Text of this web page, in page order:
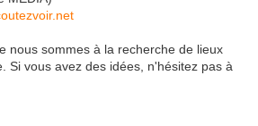
nous sommes à la recherche de lieux
Si vous avez des idées, n'hésitez pas à